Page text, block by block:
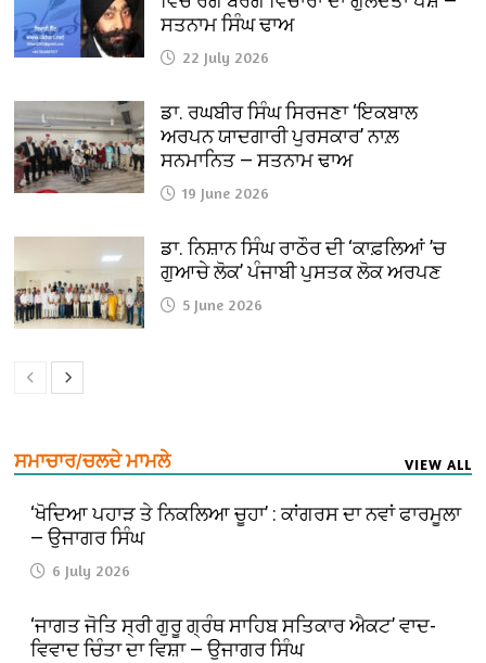
ਸਤਨਾਮ ਸਿੰਘ ਢਾਅ
22 July 2026
ਡਾ. ਰਘਬੀਰ ਸਿੰਘ ਸਿਰਜਣਾ ‘ਇਕਬਾਲ
ਅਰਪਨ ਯਾਦਗਾਰੀ ਪੁਰਸਕਾਰ’ ਨਾਲ਼
ਸਨਮਾਨਿਤ — ਸਤਨਾਮ ਢਾਅ
19 June 2026
ਡਾ. ਨਿਸ਼ਾਨ ਸਿੰਘ ਰਾਠੌਰ ਦੀ ‘ਕਾਫ਼ਲਿਆਂ ’ਚ
ਗੁਆਚੇ ਲੋਕ’ ਪੰਜਾਬੀ ਪੁਸਤਕ ਲੋਕ ਅਰਪਣ
5 June 2026
ਸਮਾਚਾਰ/ਚਲਦੇ ਮਾਮਲੇ VIEW ALL
‘ਖੋਦਿਆ ਪਹਾੜ ਤੇ ਨਿਕਲਿਆ ਚੂਹਾ’ : ਕਾਂਗਰਸ ਦਾ ਨਵਾਂ ਫਾਰਮੂਲਾ
— ਉਜਾਗਰ ਸਿੰਘ
6 July 2026
‘ਜਾਗਤ ਜੋਤਿ ਸ੍ਰੀ ਗੁਰੂ ਗ੍ਰੰਥ ਸਾਹਿਬ ਸਤਿਕਾਰ ਐਕਟ’ ਵਾਦ-
ਵਿਵਾਦ ਚਿੰਤਾ ਦਾ ਵਿਸ਼ਾ — ਉਜਾਗਰ ਸਿੰਘ